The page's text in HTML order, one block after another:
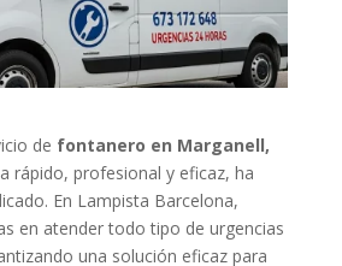
de fontanero en Marganell,
rápido, profesional y eficaz, ha
En Lampista Barcelona,
en atender todo tipo de urgencias
una solución eficaz para